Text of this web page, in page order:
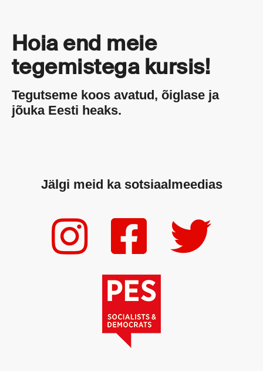
Hoia end meie
tegemistega kursis!
Tegutseme koos avatud, õiglase ja
jõuka Eesti heaks.
Jälgi meid ka sotsiaalmeedias